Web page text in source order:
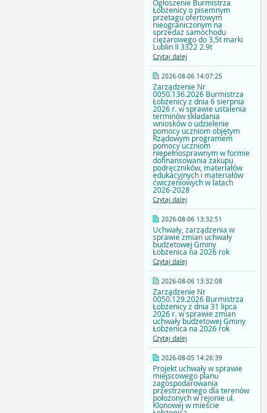
Ogłoszenie Burmistrza
Łobżenicy o pisemnym
przetagu ofertowym
nieograniczonym na
sprzedaż samochodu
ciężarowego do 3,5t marki
Lublin II 3322 2.9t
Czytaj dalej
2026-08-06 14:07:25
Zarządzenie Nr
0050.136.2026 Burmistrza
Łobżenicy z dnia 6 sierpnia
2026 r. w sprawie ustalenia
terminów składania
wniosków o udzielenie
pomocy uczniom objętym
Rządowym programem
pomocy uczniom
niepełnosprawnym w formie
dofinansowania zakupu
podręczników, materiałów
edukacyjnych i materiałów
ćwiczeniowych w latach
2026-2028
Czytaj dalej
2026-08-06 13:32:51
Uchwały, zarządzenia w
sprawie zmian uchwały
budżetowej Gminy
Łobżenica na 2026 rok
Czytaj dalej
2026-08-06 13:32:08
Zarządzenie Nr
0050.129.2026 Burmistrza
Łobżenicy z dnia 31 lipca
2026 r. w sprawie zmian
uchwały budżetowej Gminy
Łobżenica na 2026 rok
Czytaj dalej
2026-08-05 14:26:39
Projekt uchwały w sprawie
miejscowego planu
zagospodarowania
przestrzennego dla terenów
położonych w rejonie ul.
Klonowej w mieście